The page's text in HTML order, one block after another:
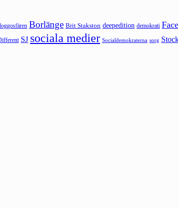
Borlänge Brit Stakston deepedition demokrati
SJ sociala medier Socialdemokraterna sorg